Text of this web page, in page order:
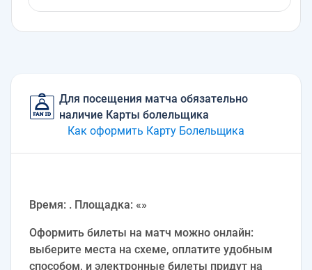
Для посещения матча обязательно
наличие Карты болельщика
Как оформить Карту Болельщика
Время: . Площадка: «»
Оформить билеты на матч можно онлайн:
выберите места на схеме, оплатите удобным
способом, и электронные билеты придут на